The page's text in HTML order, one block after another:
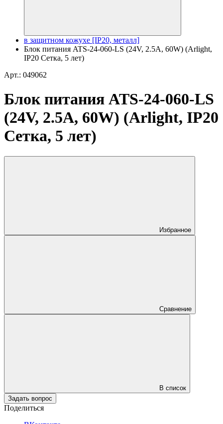
в защитном кожухе [IP20, металл]
Блок питания ATS-24-060-LS (24V, 2.5A, 60W) (Arlight,
IP20 Сетка, 5 лет)
Арт.: 049062
Блок питания ATS-24-060-LS
(24V, 2.5A, 60W) (Arlight, IP20
Сетка, 5 лет)
Избранное
Сравнение
В список
Задать вопрос
Поделиться